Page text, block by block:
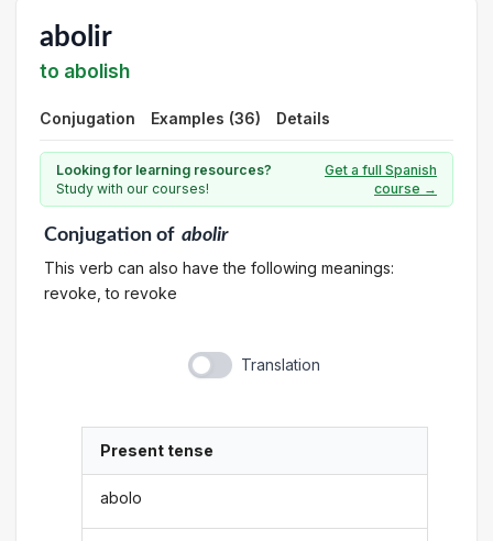
abolir
to abolish
Conjugation Examples (36) Details
Looking for learning resources?
Study with our courses!
Get a full Spanish
course →
Conjugationof abolir
This verb can also have the following meanings:
revoke, to revoke
Translation
Present tense
abolo